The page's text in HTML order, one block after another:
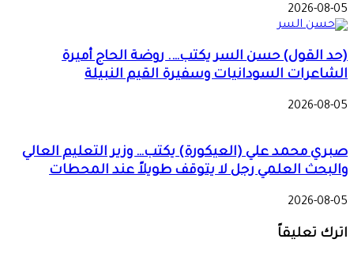
2026-08-05
(حد القول) حسن السر يكتب…. روضة الحاج أميرة
الشاعرات السودانيات وسفيرة القيم النبيلة
2026-08-05
صبري محمد علي (العيكورة) يكتب… وزير التعليم العالي
والبحث العلمي رجل لا يتوقف طويلاً عند المحطات
2026-08-05
اترك تعليقاً